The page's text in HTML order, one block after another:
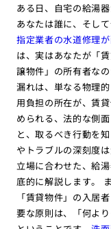
ある日、自宅の給湯
あなたは誰に、そし
指定業者の水道修理
は、実はあなたが「
譲物件」の所有者な
漏れは、単なる物理
用負担の所在が、賃
められる、法的な側
と、取るべき行動を
やトラブルの深刻度
立場に合わせた、給
底的に解説します。
「賃貸物件」の入居
要な原則は、「何よ